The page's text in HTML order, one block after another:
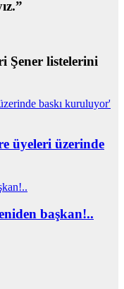
Şener listelerini
baskı kuruluyor'
üyeleri üzerinde
başkan!..